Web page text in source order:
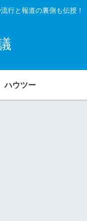
行と報道の裏側も伝授！
ハウツー